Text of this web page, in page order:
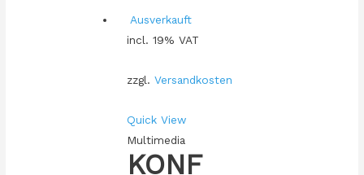
Ausverkauft
incl. 19% VAT
zzgl. Versandkosten
Quick View
Multimedia
KONF